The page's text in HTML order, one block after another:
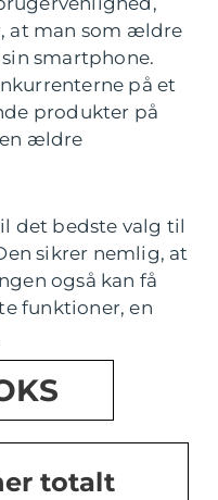
at man som ældre
smartphone.
på et
produkter på
ældre
det bedste valg til
sikrer nemlig, at
også kan få
funktioner, en
totalt